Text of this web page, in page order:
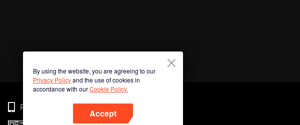
By using the website, you are agreeing to our
Privacy Policyand the use of cookies in
accordance with ourCookie Policy.
Accept
Phone